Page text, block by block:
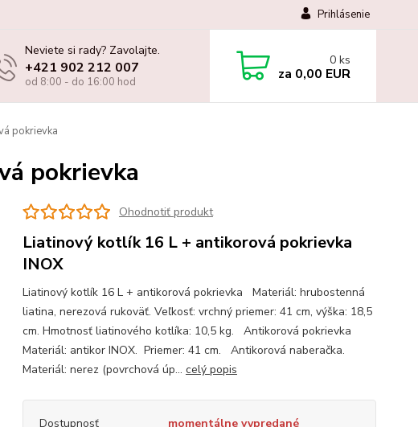
Prihlásenie
Neviete si rady? Zavolajte.
+421 902 212 007
od 8:00 - do 16:00 hod
0 ks
za 0,00 EUR
pokrievka
pokrievka
Ohodnotiť produkt
Liatinový kotlík 16 L + antikorová pokrievka
INOX
Liatinový kotlík 16 L + antikorová pokrievka Materiál: hrubostenná
liatina, nerezová rukoväť. Veľkosť: vrchný priemer: 41 cm, výška: 18,5
cm. Hmotnosť liatinového kotlíka: 10,5 kg. Antikorová pokrievka
Materiál: antikor INOX. Priemer: 41 cm. Antikorová naberačka.
Materiál: nerez (povrchová úp... celý popis
Dostupnosť momentálne vypredané